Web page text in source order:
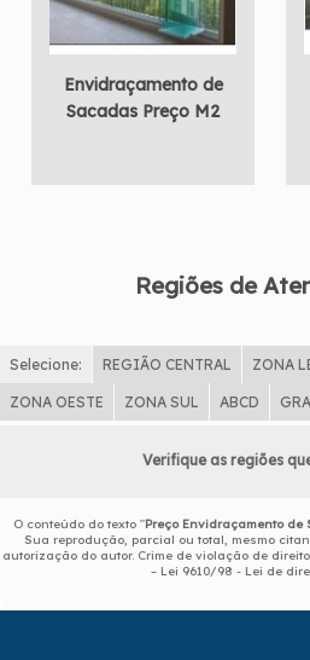
Envidraçamento de
Sacadas Preço M2
Regiões de
Selecione: REGIÃO CENTRAL ZONA
ZONA OESTE ZONA SUL ABCD
Verifique as regiões
O conteúdo do texto "Preço Envidraçamento de
Sua reprodução, parcial ou total, mesmo
autorização do autor. Crime de violação de
– Lei 9610/98 - Lei de